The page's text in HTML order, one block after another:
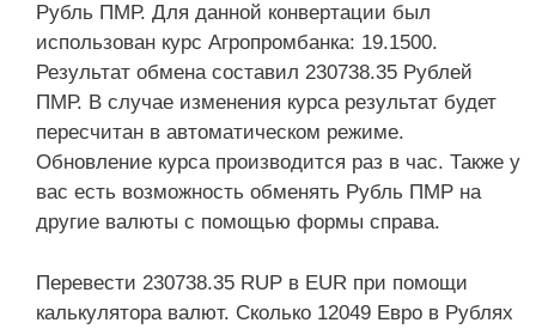
Рубль ПМР. Для данной конвертации был
использован курс Агропромбанка: 19.1500.
Результат обмена составил 230738.35 Рублей
ПМР. В случае изменения курса результат будет
пересчитан в автоматическом режиме.
Обновление курса производится раз в час. Также у
вас есть возможность обменять Рубль ПМР на
другие валюты с помощью формы справа.
Перевести 230738.35 RUP в EUR при помощи
калькулятора валют. Сколько 12049 Евро в Рублях